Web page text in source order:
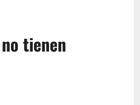
tienen